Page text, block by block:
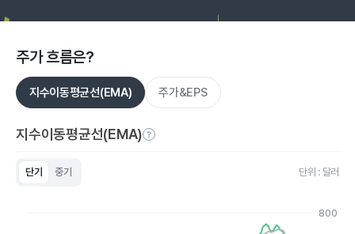
주가 흐름은?
지수이동평균선(EMA) 주가&EPS
지수이동평균선(EMA)
단기 중기 단위 : 달러
800